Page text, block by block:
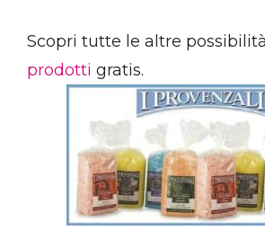
Scopri tutte le altre
prodotti gratis.